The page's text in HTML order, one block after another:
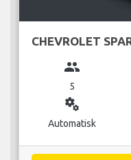
CHEVROLET
group
5
miscellaneous_services
Automatisk